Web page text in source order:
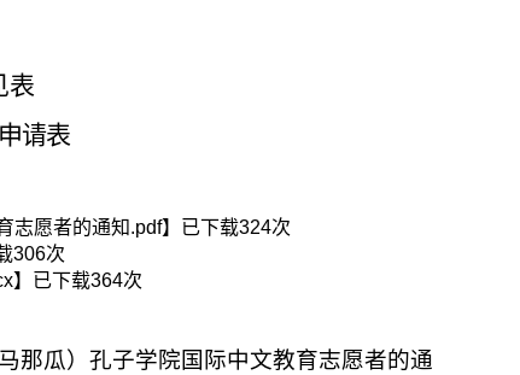
表
请表
志愿者的通知.pdf】已下载324次
306次
】已下载364次
那瓜）孔子学院国际中文教育志愿者的通